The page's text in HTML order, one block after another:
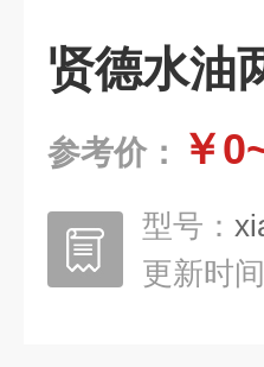
贤德水油
参考价： ￥
型号：
更新时间